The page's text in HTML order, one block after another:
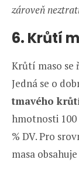
zároveň
6. Krůtí
Krůtí maso se
Jedná se o
tmavého
hmotnosti 100
% DV. Pro
masa